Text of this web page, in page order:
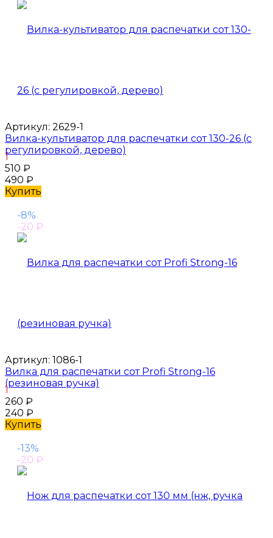
Артикул: 2629-1
Вилка-культиватор для распечатки сот 130-26 (с
регулировкой, дерево)
1
510 ₽
490 ₽
Купить
-8%
-20 ₽
Артикул: 1086-1
Вилка для распечатки сот Profi Strong-16
(резиновая ручка)
1
260 ₽
240 ₽
Купить
-13%
-20 ₽